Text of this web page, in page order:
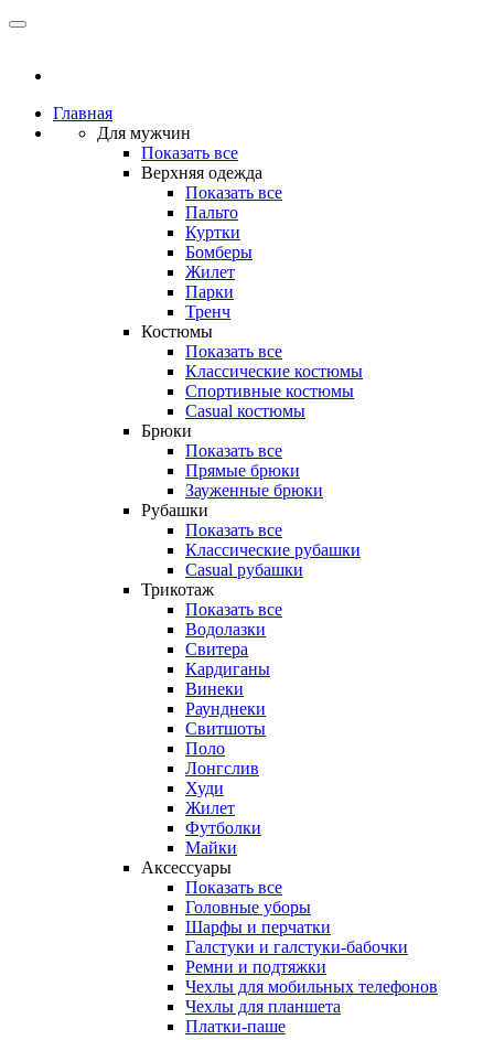
Главная
Для мужчин
Показать все
Верхняя одежда
Показать все
Пальто
Куртки
Бомберы
Жилет
Парки
Тренч
Костюмы
Показать все
Классические костюмы
Спортивные костюмы
Casual костюмы
Брюки
Показать все
Прямые брюки
Зауженные брюки
Рубашки
Показать все
Классические рубашки
Casual рубашки
Трикотаж
Показать все
Водолазки
Свитера
Кардиганы
Винеки
Раунднеки
Свитшоты
Поло
Лонгслив
Худи
Жилет
Футболки
Майки
Аксессуары
Показать все
Головные уборы
Шарфы и перчатки
Галстуки и галстуки-бабочки
Ремни и подтяжки
Чехлы для мобильных телефонов
Чехлы для планшета
Платки-паше